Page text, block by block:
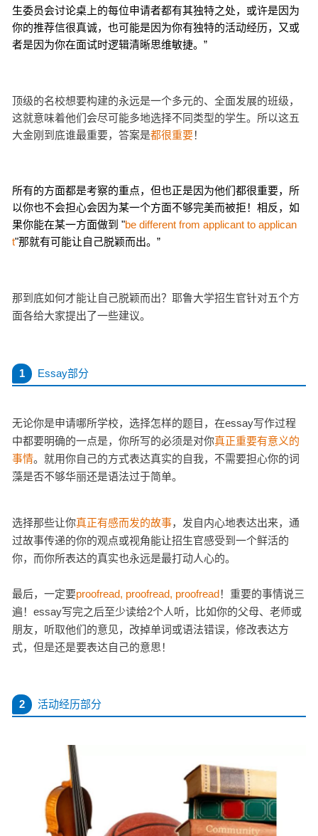
生委员会讨论桌上的每位申请者都有其独特之处，或许是因为
你的推荐信很真诚，也可能是因为你有独特的活动经历，又或
者是因为你在面试时逻辑清晰思维敏捷。”
顶级的名校想要构建的永远是一个多元的、全面发展的班级，
这就意味着他们会尽可能多地选择不同类型的学生。 所以这五
大金刚到底谁最重要，答案是都很重要！
所有的方面都是考察的重点，但也正是因为他们都很重要，所
以你也不会担心会因为某一个方面不够完美而被拒！相反，如
果你能在某一方面做到 "be different from applicant to applican
t"那就有可能让自己脱颖而出。”
那到底如何才能让自己脱颖而出？耶鲁大学招生官针对五个方
面各给大家提出了一些建议。
1 Essay部分
无论你是申请哪所学校，选择怎样的题目，在essay写作过程
中都要明确的一点是，你所写的必须是对你真正重要有意义的
事情。 就用你自己的方式表达真实的自我，不需要担心你的词
藻是否不够华丽还是语法过于简单。
选择那些让你真正有感而发的故事，发自内心地表达出来，通
过故事传递的你的观点或视角能让招生官感受到一个鲜活的
你，而你所表达的真实也永远是最打动人心的。
最后，一定要proofread, proofread, proofread！重要的事情说三
遍！essay写完之后至少读给2个人听，比如你的父母、老师或
朋友，听取他们的意见，改掉单词或语法错误，修改表达方
式，但是还是要表达自己的意思！
2 活动经历部分